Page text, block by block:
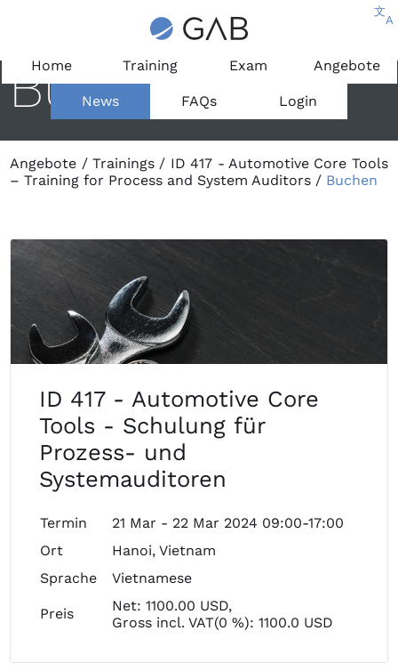
文
A
Home Training Exam Angebote
News FAQs Login
Buchen
Angebote /Trainings / ID 417 - Automotive Core Tools
– Training for Process and System Auditors / Buchen
ID 417 - Automotive Core
Tools - Schulung für
Prozess- und
Systemauditoren
Termin
21 Mar - 22 Mar 2024 09:00-17:00
Ort
Hanoi, Vietnam
Sprache
Vietnamese
Preis
Net: 1100.00 USD,
Gross incl. VAT(0 %): 1100.0 USD